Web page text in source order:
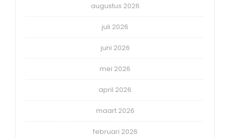
augustus 2026
juli 2026
juni 2026
mei 2026
april 2026
maart 2026
februari 2026